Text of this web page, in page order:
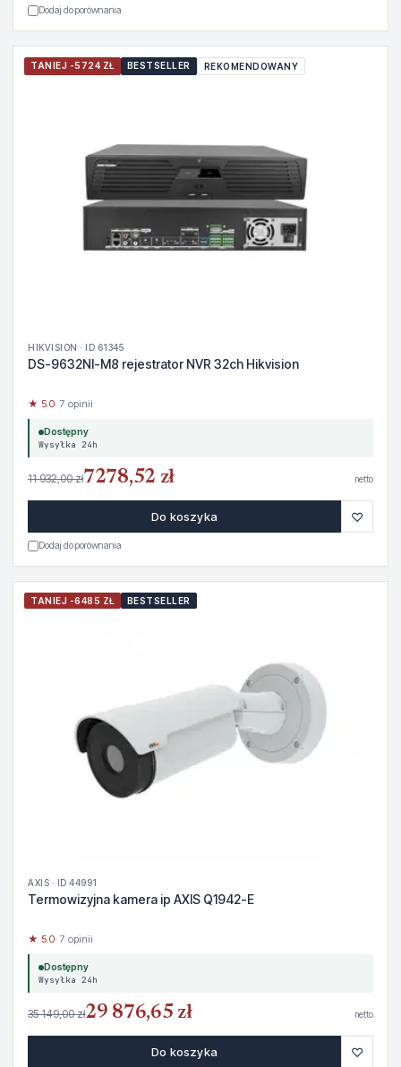
Dodaj do porównania
TANIEJ -5724 ZŁ BESTSELLER REKOMENDOWANY
HIKVISION · ID 61345
DS-9632NI-M8 rejestrator NVR 32ch Hikvision
★ 5.0· 7 opinii
Dostępny
Wysyłka 24h
11 932,00 zł7278,52 zł netto
Do koszyka ♡
Dodaj do porównania
TANIEJ -6485 ZŁ BESTSELLER
AXIS · ID 44991
Termowizyjna kamera ip AXIS Q1942-E
★ 5.0· 7 opinii
Dostępny
Wysyłka 24h
35 149,00 zł29 876,65 zł netto
Do koszyka ♡